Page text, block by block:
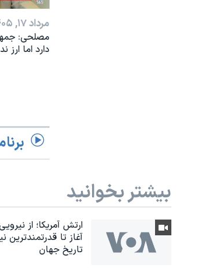
مرداد ۱۷, ۱۴۰۵
مصلحی:
دارد اما ارز
بیشتر بخوانید
آغاز تا قدرتمندترین
تاریخ جهان